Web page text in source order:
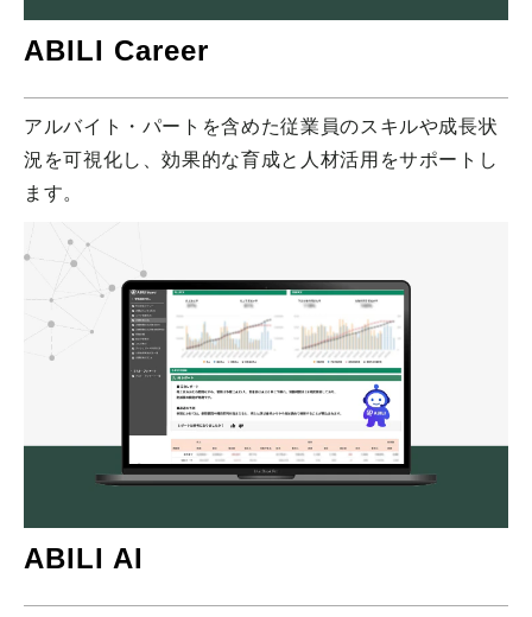
ABILI Career
アルバイト・パートを含めた従業員のスキルや成長状
況を可視化し、効果的な育成と人材活用をサポートし
ます。
ABILI AI